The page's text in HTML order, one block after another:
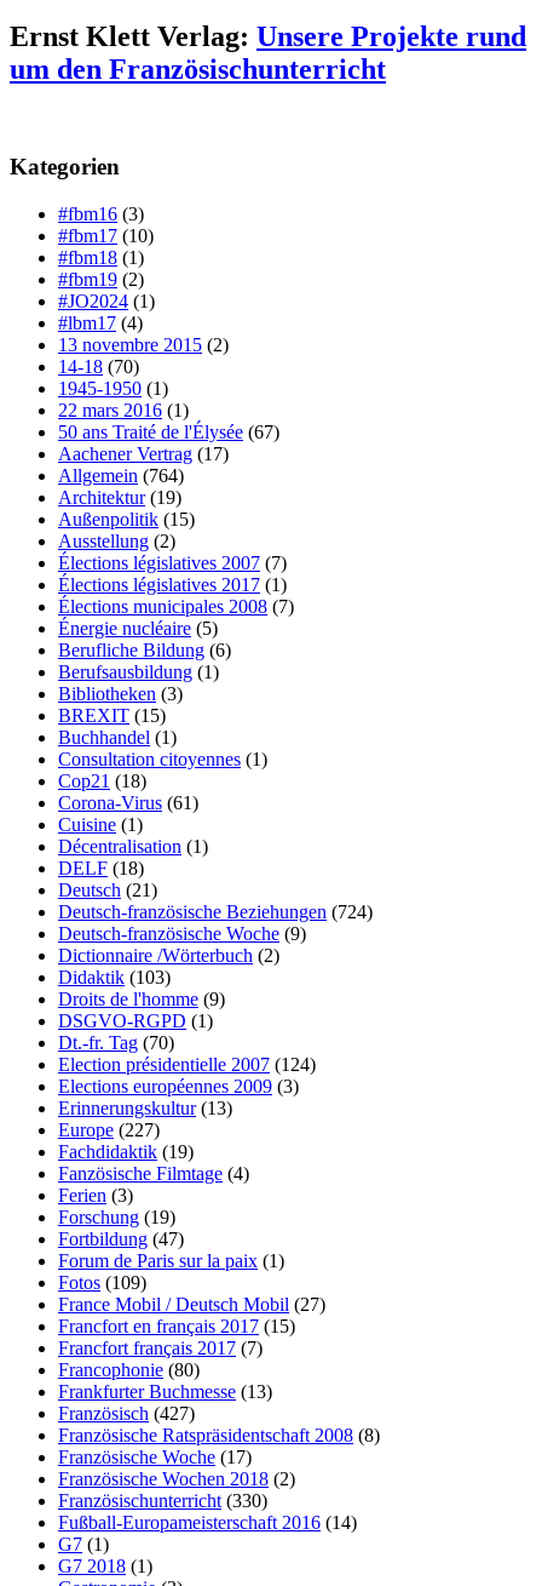
Ernst Klett Verlag: Unsere Projekte rund
um den Französischunterricht
Kategorien
#fbm16 (3)
#fbm17 (10)
#fbm18 (1)
#fbm19 (2)
#JO2024 (1)
#lbm17 (4)
13 novembre 2015 (2)
14-18 (70)
1945-1950 (1)
22 mars 2016 (1)
50 ans Traité de l'Élysée (67)
Aachener Vertrag (17)
Allgemein (764)
Architektur(19)
Außenpolitik (15)
Ausstellung (2)
Élections législatives 2007 (7)
Élections législatives 2017 (1)
Élections municipales 2008 (7)
Énergie nucléaire (5)
Berufliche Bildung (6)
Berufsausbildung (1)
Bibliotheken (3)
BREXIT (15)
Buchhandel (1)
Consultation citoyennes (1)
Cop21 (18)
Corona-Virus (61)
Cuisine (1)
Décentralisation (1)
DELF (18)
Deutsch (21)
Deutsch-französische Beziehungen (724)
Deutsch-französische Woche (9)
Dictionnaire /Wörterbuch (2)
Didaktik (103)
Droits de l'homme (9)
DSGVO-RGPD (1)
Dt.-fr. Tag (70)
Election présidentielle 2007 (124)
Elections européennes 2009 (3)
Erinnerungskultur(13)
Europe (227)
Fachdidaktik (19)
Fanzösische Filmtage (4)
Ferien (3)
Forschung (19)
Fortbildung (47)
Forum de Paris sur la paix (1)
Fotos (109)
France Mobil / Deutsch Mobil (27)
Francfort en français 2017 (15)
Francfort français 2017 (7)
Francophonie (80)
Frankfurter Buchmesse (13)
Französisch (427)
Französische Ratspräsidentschaft 2008 (8)
Französische Woche (17)
Französische Wochen 2018 (2)
Französischunterricht (330)
Fußball-Europameisterschaft 2016 (14)
G7 (1)
G7 2018 (1)